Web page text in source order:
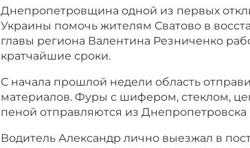
Днепропетровщина одной из первых
Украины помочь жителям Сватово в
главы региона Валентина Резниченко
кратчайшие сроки.
С начала прошлой недели область
материалов. Фуры с шифером, стеклом,
пеной отправляются из
Водитель Александр лично выезжал в